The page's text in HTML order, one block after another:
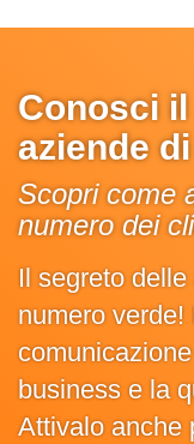
Conosci
aziende
Scopri come
numero dei
Il segreto
numero verde!
business e la
Attivalo anche